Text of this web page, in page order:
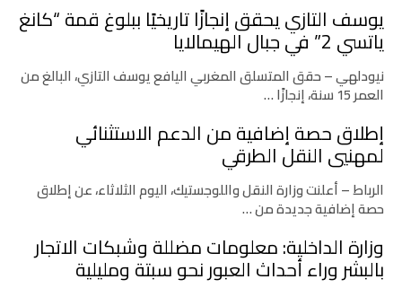
يوسف التازي يحقق إنجازًا تاريخيًا ببلوغ قمة “كانغ
ياتسي 2” في جبال الهيمالايا
نيودلهي – حقق المتسلق المغربي اليافع يوسف التازي، البالغ من
العمر 15 سنة، إنجازًا …
إطلاق حصة إضافية من الدعم الاستثنائي
لمهنيي النقل الطرقي
الرباط – أعلنت وزارة النقل واللوجستيك، اليوم الثلاثاء، عن إطلاق
حصة إضافية جديدة من …
وزارة الداخلية: معلومات مضللة وشبكات الاتجار
بالبشر وراء أحداث العبور نحو سبتة ومليلية